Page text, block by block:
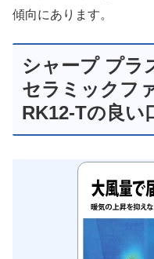
傾向にあります。
シャープ プラ
セラミックフ
RK12-Tの良い